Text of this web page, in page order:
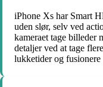
iPhone Xs har Smart
uden slør, selv ved
kameraet tage billeder
detaljer ved at tage
lukketider og fusionere